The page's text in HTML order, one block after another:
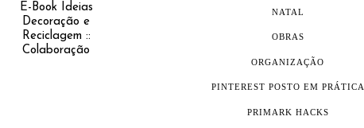
E-Book Ideias
Decoração e
Reciclagem ::
Colaboração
NATAL
OBRAS
ORGANIZAÇÃO
PINTEREST POSTO EM PRÁTICA
PRIMARK HACKS